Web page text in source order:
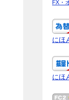
FX・
にほ
にほ